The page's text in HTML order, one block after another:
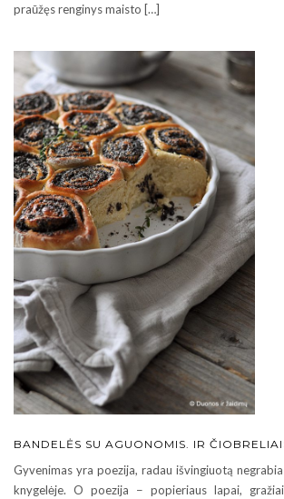
praūžęs renginys maisto […]
BANDELĖS SU AGUONOMIS. IR
Gyvenimas yra poezija, radau išvingiuotą
knygelėje. O poezija − popieriaus lapai,